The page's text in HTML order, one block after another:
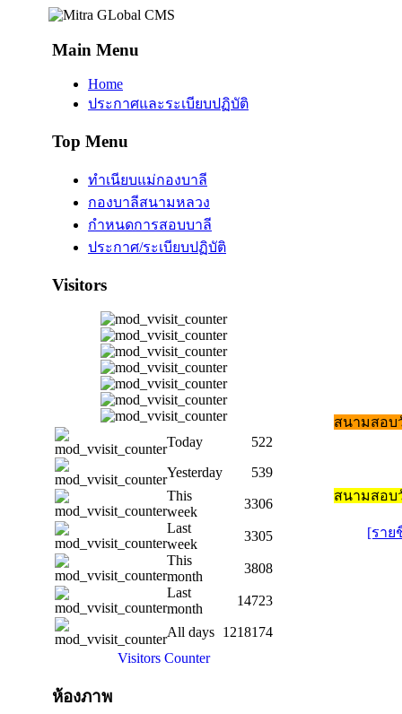
Main Menu
Home
ประกาศและระเบียบปฏิบัติ
Top Menu
ทำเนียบแม่กองบาลี
กองบาลีสนามหลวง
กำหนดการสอบบาลี
ประกาศ/ระเบียบปฏิบัติ
Visitors
Today
522
Yesterday
539
This
week
3306
Last
week
3305
This
month
3808
Last
month
14723
All days 1218174
Visitors Counter
ห้องภาพ
สนามสอบ
สนามสอบ
[ราย